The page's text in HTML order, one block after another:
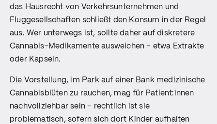
das Hausrecht von Verkehrsunternehmen und
Fluggesellschaften schließt den Konsum in der Regel
aus. Wer unterwegs ist, sollte daher auf diskretere
Cannabis-Medikamente ausweichen – etwa Extrakte
oder Kapseln.
Die Vorstellung, im Park auf einer Bank medizinische
Cannabisblüten zu rauchen, mag für Patient:innen
nachvollziehbar sein – rechtlich ist sie
problematisch, sofern sich dort Kinder aufhalten